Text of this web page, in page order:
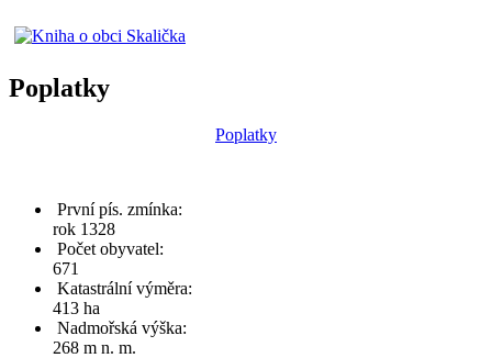
Poplatky
Poplatky
První pís. zmínka:
rok 1328
Počet obyvatel:
671
Katastrální výměra:
413 ha
Nadmořská výška:
268 m n. m.